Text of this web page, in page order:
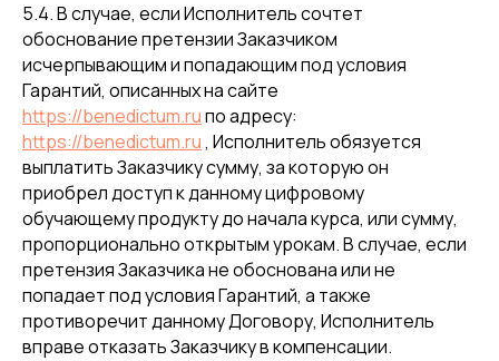
5.4. В случае, если Исполнитель сочтет
обоснование претензии Заказчиком
исчерпывающим и попадающим под условия
Гарантий, описанных на сайте
https://benedictum.ruпо адресу:
https://benedictum.ru, Исполнитель обязуется
выплатить Заказчику сумму, за которую он
приобрел доступ к данному цифровому
обучающему продукту до начала курса, или сумму,
пропорционально открытым урокам. В случае, если
претензия Заказчика не обоснована или не
попадает под условия Гарантий, а также
противоречит данному Договору, Исполнитель
вправе отказать Заказчику в компенсации.